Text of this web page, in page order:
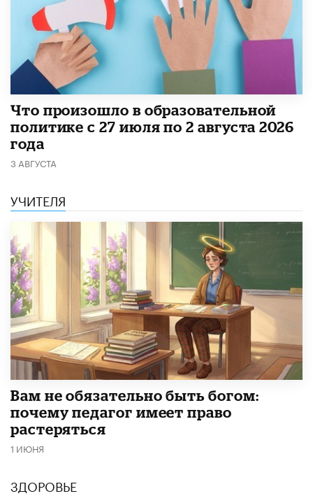
​Что произошло в образовательной
политике с 27 июля по 2 августа 2026
года
3 АВГУСТА
УЧИТЕЛЯ
​Вам не обязательно быть богом:
почему педагог имеет право
растеряться
1 ИЮНЯ
ЗДОРОВЬЕ